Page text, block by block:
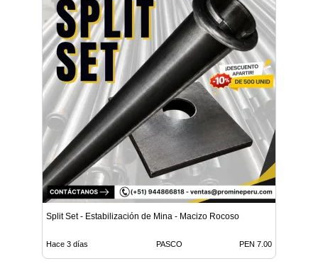
Split Set - Estabilización de Mina - Macizo Rocoso
Hace 3 días PASCO PEN 7.00